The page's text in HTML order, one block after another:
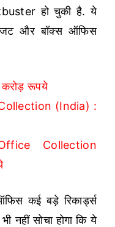
हो चुकी है. ये
और बॉक्स ऑफिस
रूपये
(India) :
Collection
कई बड़े रिकार्ड्स
नहीं सोचा होगा कि ये